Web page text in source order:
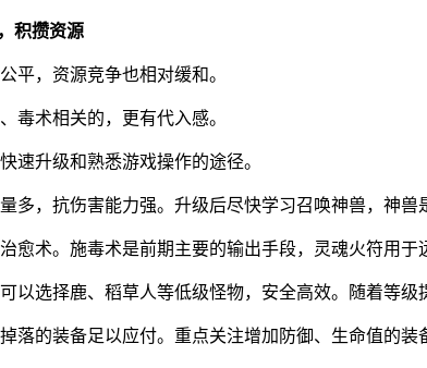
积攒资源
平，资源竞争也相对缓和。
毒术相关的，更有代入感。
速升级和熟悉游戏操作的途径。
多，抗伤害能力强。升级后尽快学习召唤神兽，神兽
愈术。施毒术是前期主要的输出手段，灵魂火符用于
以选择鹿、稻草人等低级怪物，安全高效。随着等级
落的装备足以应付。重点关注增加防御、生命值的装